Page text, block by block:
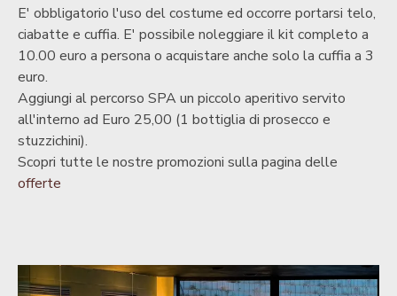
E' obbligatorio l'uso del costume ed occorre portarsi telo,
ciabatte e cuffia. E' possibile noleggiare il kit completo a
10.00 euro a persona o acquistare anche solo la cuffia a 3
euro.
Aggiungi al percorso SPA un piccolo aperitivo servito
all'interno ad Euro 25,00 (1 bottiglia di prosecco e
stuzzichini).
Scopri tutte le nostre promozioni sulla pagina delle
offerte